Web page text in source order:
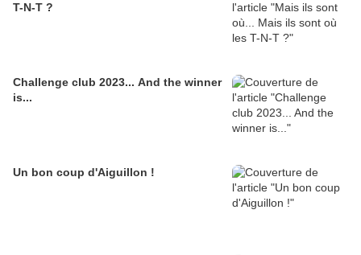
T-N-T ?
Challenge club 2023... And the winner
is...
Un bon coup d'Aiguillon !